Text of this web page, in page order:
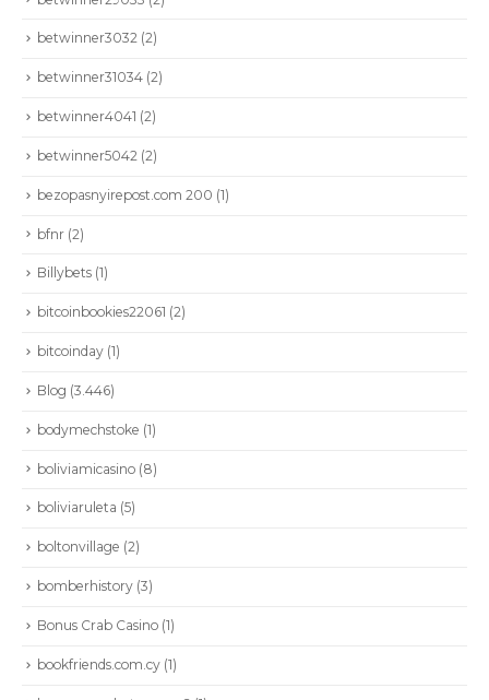
betwinner3032 (2)
betwinner31034 (2)
betwinner4041 (2)
betwinner5042 (2)
bezopasnyirepost.com 200 (1)
bfnr (2)
Billybets (1)
bitcoinbookies22061 (2)
bitcoinday (1)
Blog (3.446)
bodymechstoke (1)
boliviamicasino (8)
boliviaruleta (5)
boltonvillage (2)
bomberhistory (3)
Bonus Crab Casino (1)
bookfriends.com.cy (1)
+57 601 6449797